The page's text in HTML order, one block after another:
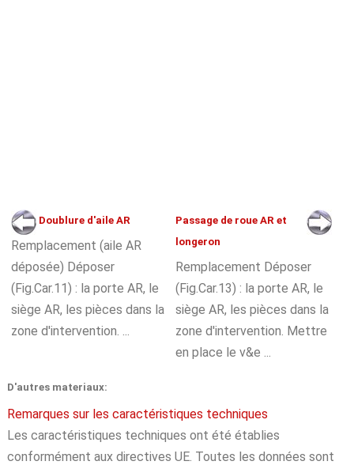
Doublure d'aile AR
Remplacement (aile AR
déposée) Déposer
(Fig.Car.11) : la porte AR, le
siège AR, les pièces dans la
zone d'intervention. ...
Passage de roue AR et
longeron
Remplacement Déposer
(Fig.Car.13) : la porte AR, le
siège AR, les pièces dans la
zone d'intervention. Mettre
en place le v&e ...
D'autres materiaux:
Remarques sur les caractéristiques techniques
Les caractéristiques techniques ont été établies
conformément aux directives UE. Toutes les données sont